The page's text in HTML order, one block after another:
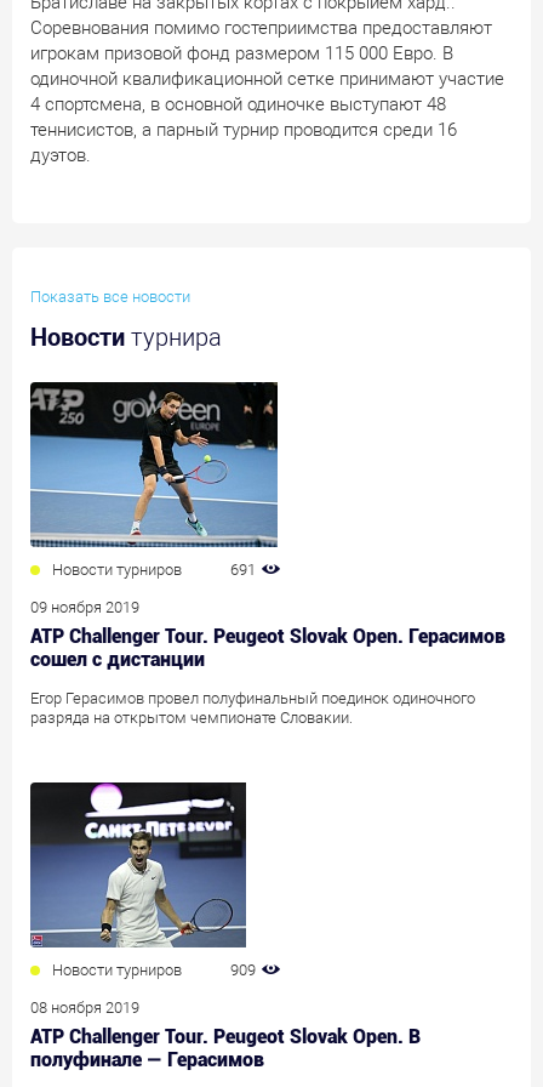
Соревнования помимо гостеприимства предоставляют
игрокам призовой фонд размером 115 000 Евро. В
одиночной квалификационной сетке принимают участие
4 спортсмена, в основной одиночке выступают 48
теннисистов, а парный турнир проводится среди 16
дуэтов.
Показать все новости
Новости турнира
Новости турниров 691
09 ноября 2019
ATP Challenger Tour. Peugeot Slovak Open. Герасимов
сошел с дистанции
Егор Герасимов провел полуфинальный поединок одиночного
разряда на открытом чемпионате Словакии.
Новости турниров 909
08 ноября 2019
ATP Challenger Tour. Peugeot Slovak Open. В
полуфинале — Герасимов